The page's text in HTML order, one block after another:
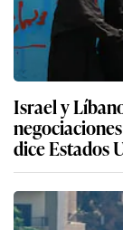
Israel y
dice Estados